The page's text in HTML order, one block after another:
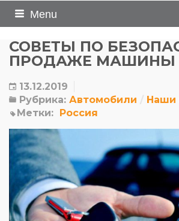
Menu
СОВЕТЫ ПО
ПРОДАЖЕ МАШИНЫ
13.12.2019
Рубрика: Автомобили
Наши
Метки: Россия